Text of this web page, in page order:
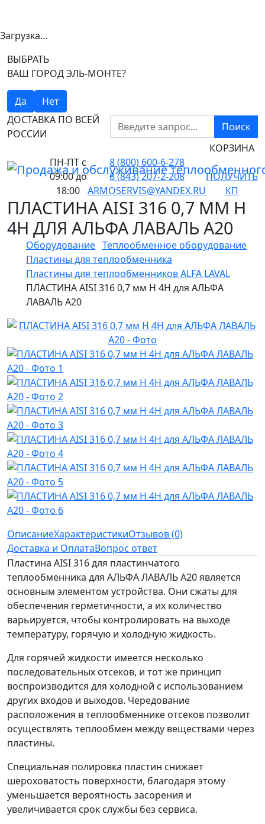
Загрузка...
ВЫБРАТЬ
ВАШ ГОРОД ЭЛЬ-МОНТЕ?
Да
Нет
ДОСТАВКА ПО ВСЕЙ
РОССИИ
Поиск
ПН-ПТ с
09:00 до
18:00
8 (800) 600-6-278
8 (843) 207-2-208
ARMOSERVIS@YANDEX.RU
КОРЗИНА
ПОЛУЧИТЬ
КП
ПЛАСТИНА AISI 316 0,7 ММ H
4H ДЛЯ АЛЬФА ЛАВАЛЬ A20
Оборудование Теплообменное оборудование
Пластины для теплообменника
Пластины для теплообменников ALFA LAVAL
ПЛАСТИНА AISI 316 0,7 мм H 4H для АЛЬФА
ЛАВАЛЬ A20
ОписаниеХарактеристикиОтзывов (0)
Доставка и ОплатаВопрос ответ
Пластина AISI 316 для пластинчатого
теплообменника для АЛЬФА ЛАВАЛЬ A20 является
основным элементом устройства. Они сжаты для
обеспечения герметичности, а их количество
варьируется, чтобы контролировать на выходе
температуру, горячую и холодную жидкость.
Для горячей жидкости имеется несколько
последовательных отсеков, и тот же принцип
воспроизводится для холодной с использованием
других входов и выходов. Чередование
расположения в теплообменнике отсеков позволит
осуществлять теплообмен между веществами через
пластины.
Специальная полировка пластин снижает
шероховатость поверхности, благодаря этому
уменьшается вероятность засорения и
увеличивается срок службы без сервиса.